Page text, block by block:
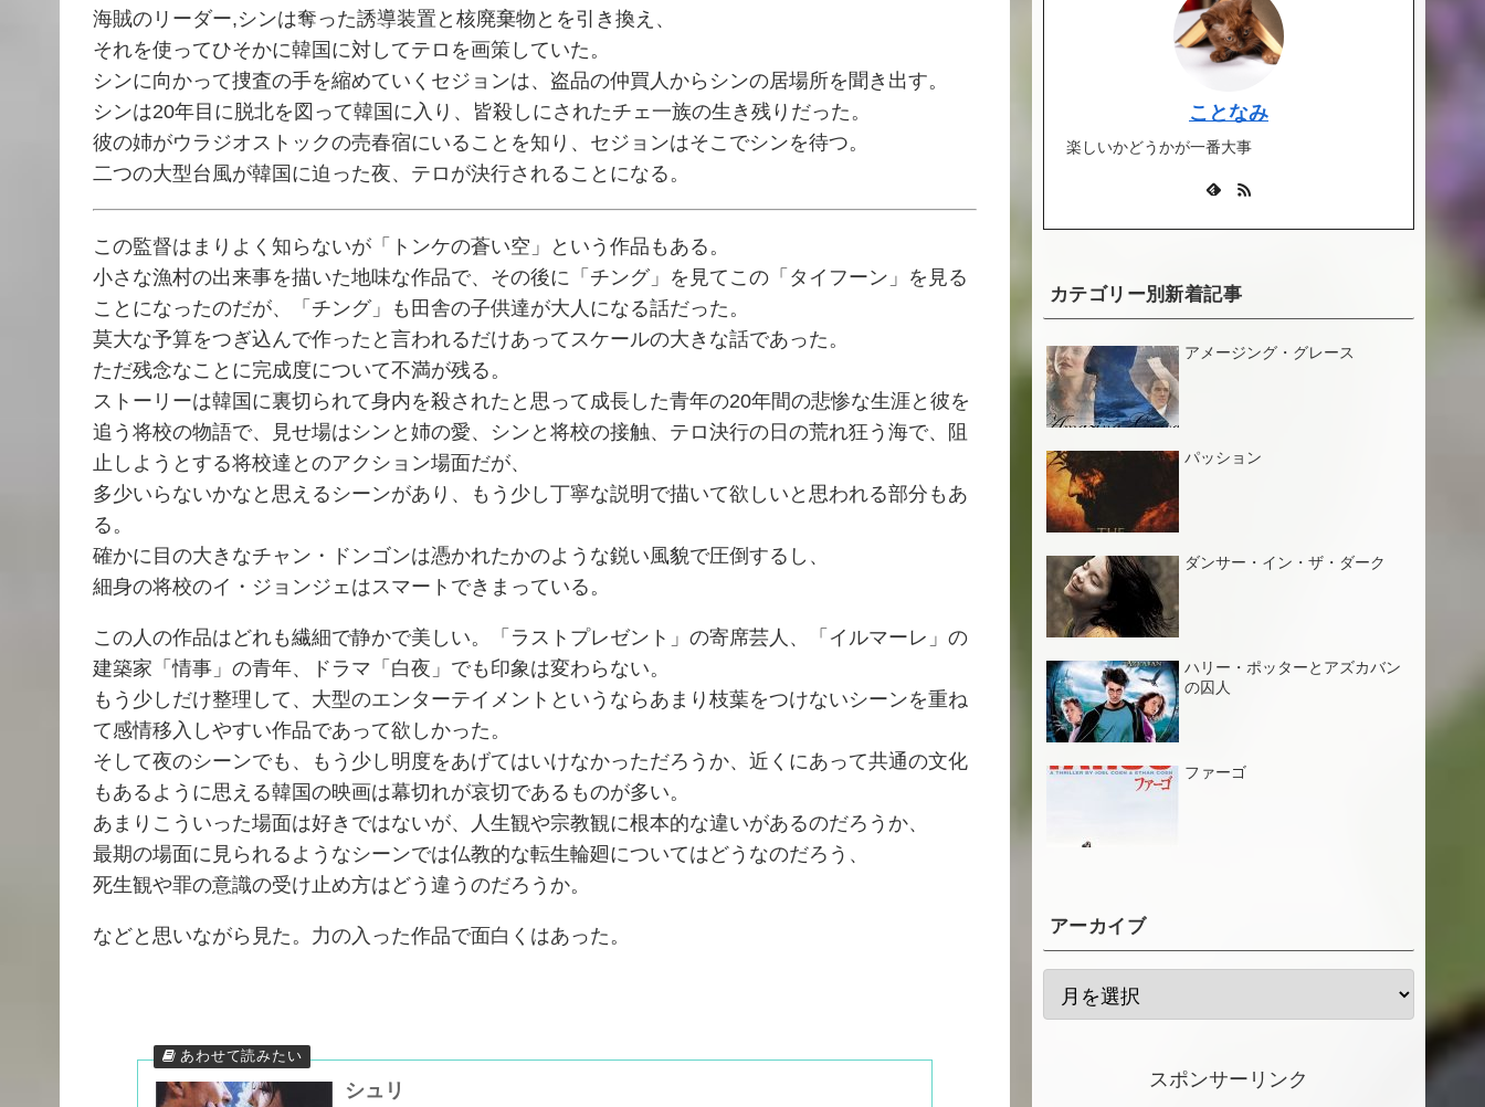
海賊のリーダー,シンは奪った誘導装置と核廃棄物とを引き換え、
それを使ってひそかに韓国に対してテロを画策していた。
シンに向かって捜査の手を縮めていくセジョンは、盗品の仲買人からシンの居場所を聞き出す。
シンは20年目に脱北を図って韓国に入り、皆殺しにされたチェ一族の生き残りだった。
彼の姉がウラジオストックの売春宿にいることを知り、セジョンはそこでシンを待つ。
二つの大型台風が韓国に迫った夜、テロが決行されることになる。
この監督はまりよく知らないが「トンケの蒼い空」という作品もある。
小さな漁村の出来事を描いた地味な作品で、その後に「チング」を見てこの「タイフーン」を見る
ことになったのだが、「チング」も田舎の子供達が大人になる話だった。
莫大な予算をつぎ込んで作ったと言われるだけあってスケールの大きな話であった。
ただ残念なことに完成度について不満が残る。
ストーリーは韓国に裏切られて身内を殺されたと思って成長した青年の20年間の悲惨な生涯と彼を
追う将校の物語で、見せ場はシンと姉の愛、シンと将校の接触、テロ決行の日の荒れ狂う海で、阻
止しようとする将校達とのアクション場面だが、
多少いらないかなと思えるシーンがあり、もう少し丁寧な説明で描いて欲しいと思われる部分もあ
る。
確かに目の大きなチャン・ドンゴンは憑かれたかのような鋭い風貌で圧倒するし、
細身の将校のイ・ジョンジェはスマートできまっている。
この人の作品はどれも繊細で静かで美しい。「ラストプレゼント」の寄席芸人、「イルマーレ」の
建築家「情事」の青年、ドラマ「白夜」でも印象は変わらない。
もう少しだけ整理して、大型のエンターテイメントというならあまり枝葉をつけないシーンを重ね
て感情移入しやすい作品であって欲しかった。
そして夜のシーンでも、もう少し明度をあげてはいけなかっただろうか、近くにあって共通の文化
もあるように思える韓国の映画は幕切れが哀切であるものが多い。
あまりこういった場面は好きではないが、人生観や宗教観に根本的な違いがあるのだろうか、
最期の場面に見られるようなシーンでは仏教的な転生輪廻についてはどうなのだろう、
死生観や罪の意識の受け止め方はどう違うのだろうか。
などと思いながら見た。力の入った作品で面白くはあった。
シュリ
ことなみ
楽しいかどうかが一番大事
カテゴリー別新着記事
アメージング・グレース
パッション
ダンサー・イン・ザ・ダーク
ハリー・ポッターとアズカバン
の囚人
ファーゴ
アーカイブ
スポンサーリンク